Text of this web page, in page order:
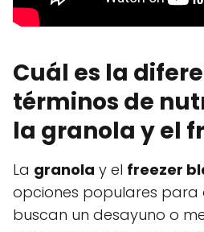
Cuál es la
términos de
la granola y el
La granola y el freezer
opciones populares para
buscan un desayuno o